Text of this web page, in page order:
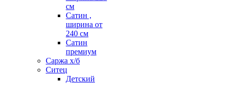
см
Сатин ,
ширина от
240 см
Сатин
премиум
Саржа х/б
Ситец
Детский